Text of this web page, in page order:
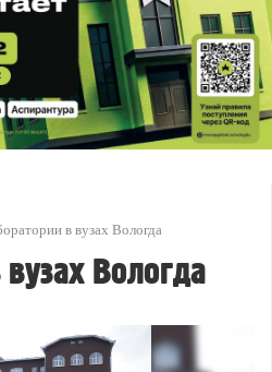
в вузах Вологда
Вологда